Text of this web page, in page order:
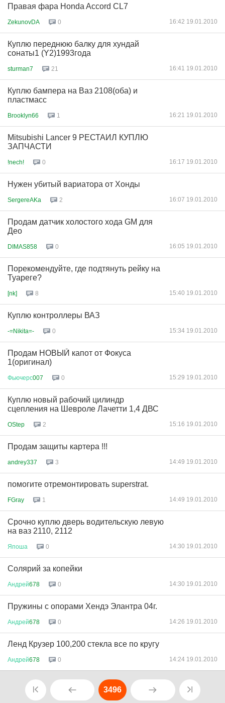
Правая фара Honda Accord CL7
ZekunovDA 0 16:42 19.01.2010
Куплю переднюю балку для хундай
сонаты1 (Y2)1993года
sturman7 21 16:41 19.01.2010
Куплю бампера на Ваз 2108(оба) и
пластмасс
Brooklyn66 1 16:21 19.01.2010
Mitsubishi Lancer 9 РЕСТАИЛ КУПЛЮ
ЗАПЧАСТИ
!nech! 0 16:17 19.01.2010
Нужен убитый вариатора от Хонды
SergereAKa 2 16:07 19.01.2010
Продам датчик холостого хода GM для
Део
DIMAS858 0 16:05 19.01.2010
Порекомендуйте, где подтянуть рейку на
Туареге?
[nk] 8 15:40 19.01.2010
Куплю контроллеры ВАЗ
-=Nikita=- 0 15:34 19.01.2010
Продам НОВЫЙ капот от Фокуса
1(оригинал)
Фьючерс007 0 15:29 19.01.2010
Куплю новый рабочий цилиндр
сцепления на Шевроле Лачетти 1,4 ДВС
OStep 2 15:16 19.01.2010
Продам защиты картера !!!
andrey337 3 14:49 19.01.2010
помогите отремонтировать superstrat.
FGray 1 14:49 19.01.2010
Срочно куплю дверь водительскую левую
на ваз 2110, 2112
Япоша 0 14:30 19.01.2010
Солярий за копейки
Андрей678 0 14:30 19.01.2010
Пружины с опорами Хендэ Элантра 04г.
Андрей678 0 14:26 19.01.2010
Ленд Крузер 100,200 стекла все по кругу
Андрей678 0 14:24 19.01.2010
3496